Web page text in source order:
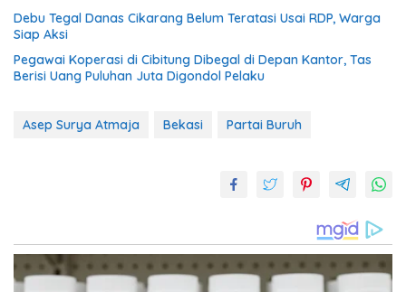
Debu Tegal Danas Cikarang Belum Teratasi Usai RDP, Warga
Siap Aksi
Pegawai Koperasi di Cibitung Dibegal di Depan Kantor, Tas
Berisi Uang Puluhan Juta Digondol Pelaku
Asep Surya Atmaja Bekasi Partai Buruh